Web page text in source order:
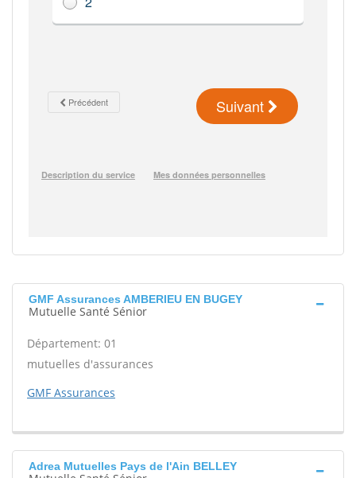
GMF Assurances AMBERIEU EN BUGEY
Mutuelle Santé Sénior
Département: 01
mutuelles d'assurances
GMF Assurances
Adrea Mutuelles Pays de l'Ain BELLEY